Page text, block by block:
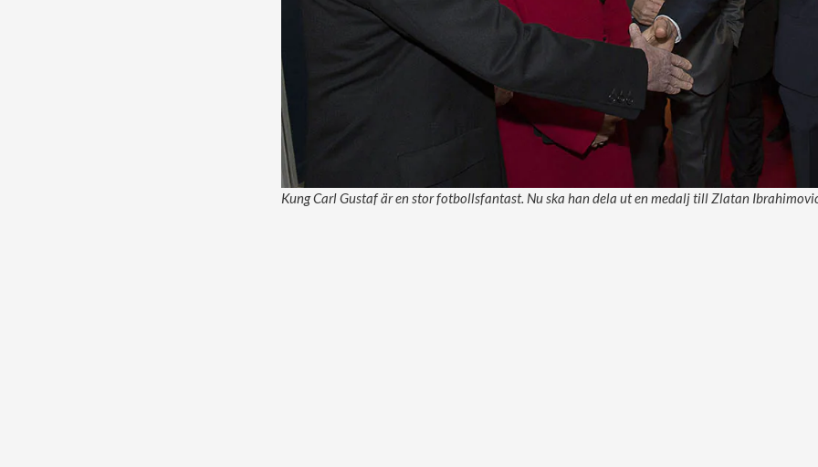
Kung Carl Gustaf är en stor fotbollsfantast. Nu ska han dela ut en medalj till Zlatan